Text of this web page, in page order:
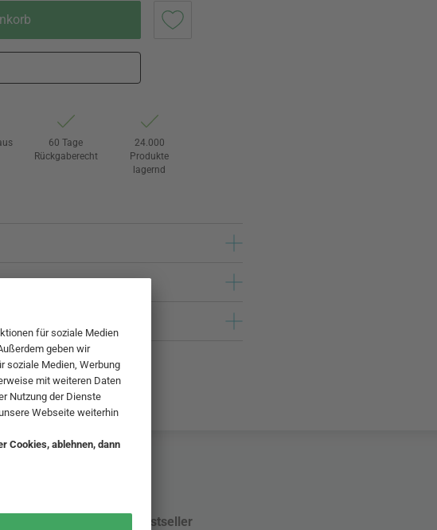
60 Tage
Rückgaberecht
24.000
Produkte
lagernd
Bestseller